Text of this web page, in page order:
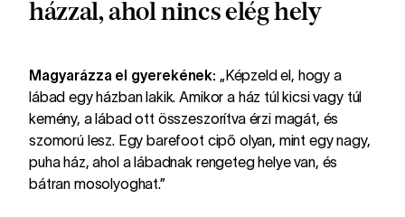
házzal, ahol nincs elég hely
Magyarázza el gyerekének: „Képzeld el, hogy a
lábad egy házban lakik. Amikor a ház túl kicsi vagy túl
kemény, a lábad ott összeszorítva érzi magát, és
szomorú lesz. Egy barefoot cipő olyan, mint egy nagy,
puha ház, ahol a lábadnak rengeteg helye van, és
bátran mosolyoghat.”